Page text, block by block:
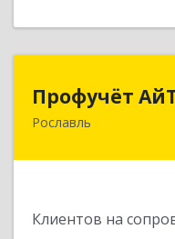
Профучёт
Рославль
Клиентов на
216500,